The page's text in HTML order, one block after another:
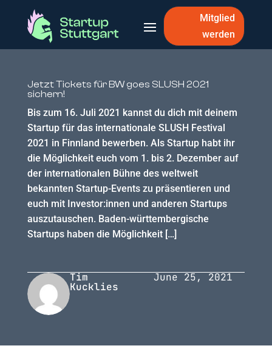
Mitglied
werden
Jetzt Tickets für BW goes SLUSH 2021
sichern!
Bis zum 16. Juli 2021 kannst du dich mit deinem
Startup für das internationale SLUSH Festival
2021 in Finnland bewerben. Als Startup habt ihr
die Möglichkeit euch vom 1. bis 2. Dezember auf
der internationalen Bühne des weltweit
bekannten Startup-Events zu präsentieren und
euch mit Investor:innen und anderen Startups
auszutauschen. Baden-württembergische
Startups haben die Möglichkeit […]
Tim
Kucklies
June 25, 2021